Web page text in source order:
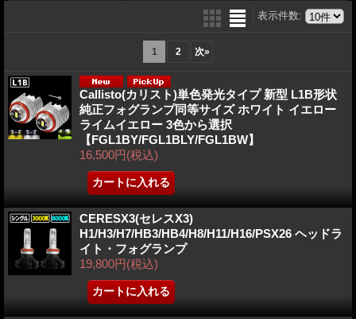
表示件数:
1 2 次»
Callisto(カリスト)単色発光タイプ 新型 L1B形状
純正フォグランプ同等サイズ ホワイト イエロー
ライムイエロー 3色から選択
【FGL1BY/FGL1BLY/FGL1BW】
16,500円(税込)
CERESX3(セレスX3)
H1/H3/H7/HB3/HB4/H8/H11/H16/PSX26 ヘッドラ
イト・フォグランプ
19,800円(税込)